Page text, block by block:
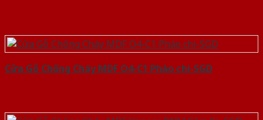
Cửa Gỗ Chống Cháy MDF O4-C1 Phào chi-SGD